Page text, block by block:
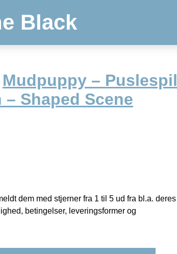
Black
Mudpuppy – Puslespil
Shaped Scene
dem med stjerner fra 1 til 5 ud fra bl.a. deres
betingelser, leveringsformer og